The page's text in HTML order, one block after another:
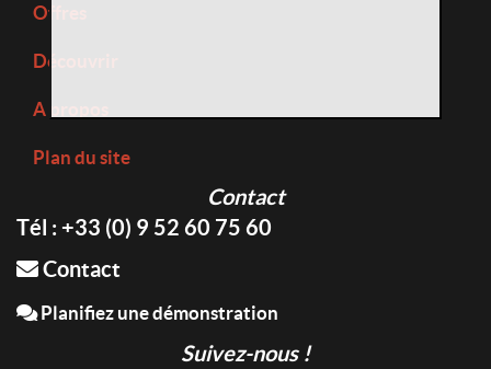
Offres
Découvrir
A propos
Plan du site
Contact
Tél : +33 (0) 9 52 60 75 60
Contact
Planifiez une démonstration
Suivez-nous !